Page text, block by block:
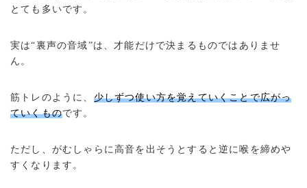
とても多いです。
実は“裏声の音域”は、才能だけで決まるものではありませ
ん。
筋トレのように、 少しずつ使い方を覚えていくことで広がっ
ていくものです。
ただし、がむしゃらに高音を出そうとすると逆に喉を締めや
すくなります。